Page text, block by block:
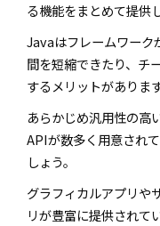
る機能をまとめて提供
Javaはフレームワーク
間を短縮できたり、チ
するメリットがあります
あらかじめ汎用性の高
APIが数多く用意され
しょう。
グラフィカルアプリや
リが豊富に提供されて